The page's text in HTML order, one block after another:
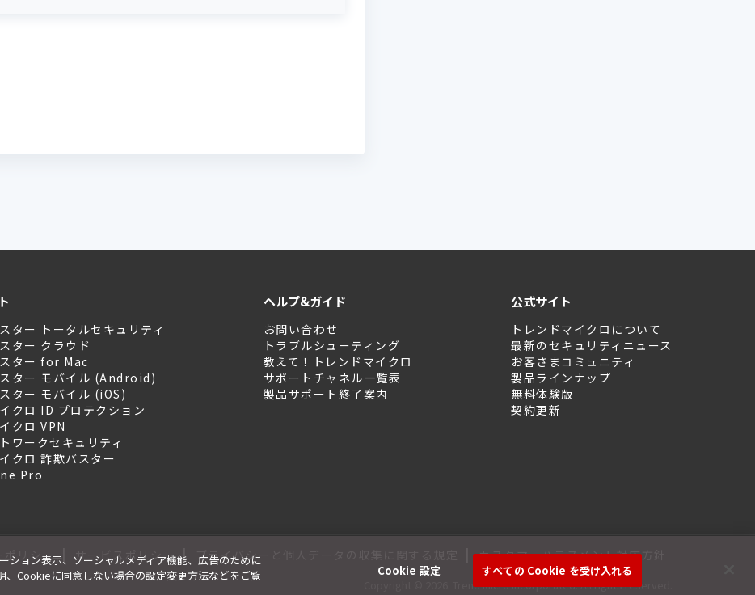
ション表示、ソーシャルメディア機能、広告のために
Cookieに同意しない場合の設定変更方法などをご覧
Cookie 設定 すべての Cookie を受け入れる
ター トータルセキュリティ
ター クラウド
ター for Mac
ター モバイル (Android)
ター モバイル (iOS)
クロ ID プロテクション
クロ VPN
ワークセキュリティ
クロ 詐欺バスター
Pro
ヘルプ&ガイド
お問い合わせ
トラブルシューティング
教えて！トレンドマイクロ
サポートチャネル一覧表
製品サポート終了案内
公式サイト
トレンドマイクロについて
最新のセキュリティニュース
お客さまコミュニティ
製品ラインナップ
無料体験版
契約更新
ポリシー | サービスポリシー | プライバシーと個人データの収集に関する規定 カスタマーハラスメント対応方針
Copyright © 2026. Trend Micro Incorporated. All rights reserved.